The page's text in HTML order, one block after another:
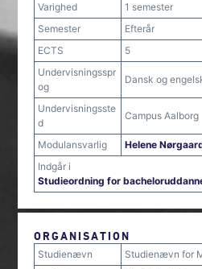
Varighed
1 semester
Semester
Efterår
ECTS
5
Undervisningsspr
og
Dansk og
Undervisningsste
d
Campus Aalborg
Modulansvarlig
Helene
Indgår i
Studieordning for
ORGANISATION
Studienævn
Studienævn for